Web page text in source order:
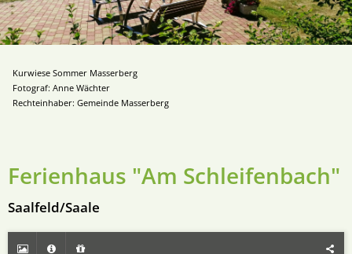
Kurwiese Sommer Masserberg
Fotograf: Anne Wächter
Rechteinhaber: Gemeinde Masserberg
Ferienhaus "Am Schleifenbach"
Saalfeld/Saale